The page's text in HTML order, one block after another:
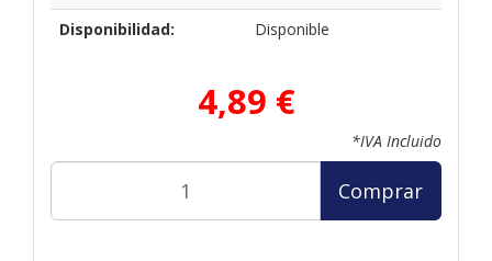
Disponibilidad:
Disponible
4,89 €
*IVA Incluido
Comprar